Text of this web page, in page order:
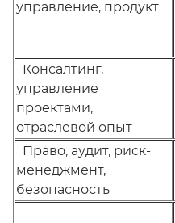
управление, продукт
Консалтинг,
управление
проектами,
отраслевой опыт
Право, аудит, риск-
менеджмент,
безопасность